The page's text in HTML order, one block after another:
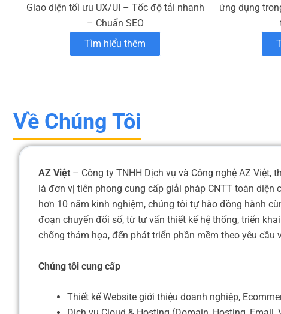
Giao diện tối ưu UX/UI – Tốc độ tải nhanh
– Chuẩn SEO
Tìm hiểu thêm
ứng dụng
Về Chúng Tôi
AZ Việt – Công ty TNHH Dịch vụ và Công nghệ AZ Việt,
là đơn vị tiên phong cung cấp giải pháp CNTT toàn diện
hơn 10 năm kinh nghiệm, chúng tôi tự hào đồng hành
đoạn chuyển đổi số, từ tư vấn thiết kế hệ thống, triển
chống thảm họa, đến phát triển phần mềm theo yêu cầu
Chúng tôi cung cấp
Thiết kế Website giới thiệu doanh nghiệp,